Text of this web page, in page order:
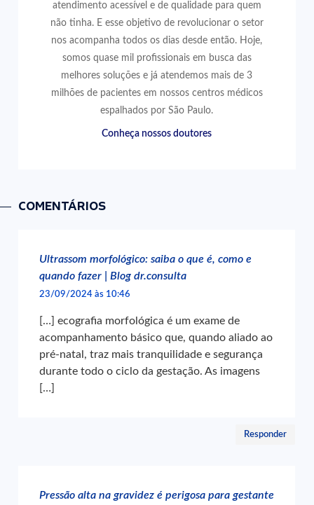
atendimento acessível e de qualidade para quem
não tinha. E esse objetivo de revolucionar o setor
nos acompanha todos os dias desde então. Hoje,
somos quase mil profissionais em busca das
melhores soluções e já atendemos mais de 3
milhões de pacientes em nossos centros médicos
espalhados por São Paulo.
Conheça nossos doutores
COMENTÁRIOS
Ultrassom morfológico: saiba o que é, como e
quando fazer | Blog dr.consulta
23/09/2024 às 10:46
[…] ecografia morfológica é um exame de
acompanhamento básico que, quando aliado ao
pré-natal, traz mais tranquilidade e segurança
durante todo o ciclo da gestação. As imagens
[…]
Responder
Pressão alta na gravidez é perigosa para gestante